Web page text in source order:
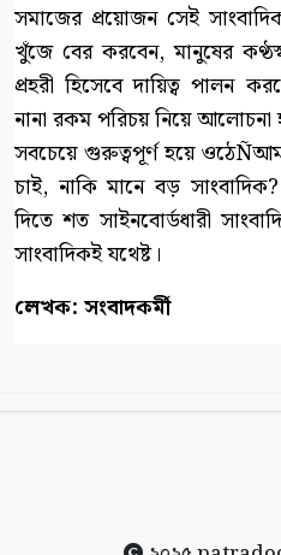
সমাজের প্রয়োজন সেই
খুঁজে বের করবেন, মানুষের
প্রহরী হিসেবে দায়িত্ব পালন
নানা রকম পরিচয় নিয়ে আলোচনা
সবচেয়ে গুরুত্বপূর্ণ হয়ে
চাই, নাকি মানে বড়
দিতে শত সাইনবোর্ডধারী
সাংবাদিকই যথেষ্ট।
লেখক: সংবাদকর্মী